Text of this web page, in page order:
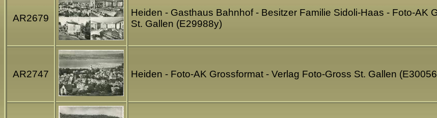
AR2679
Heiden - Gasthaus Bahnhof - Besitzer Familie Sidoli-Haas - Foto-AK
St. Gallen (E29988y)
AR2747 Heiden - Foto-AK Grossformat - Verlag Foto-Gross St. Gallen